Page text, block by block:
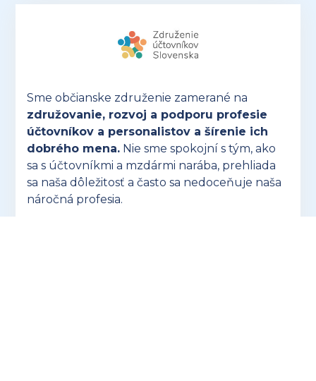
Sme občianske združenie zamerané na
združovanie, rozvoj a podporu profesie
účtovníkov a personalistov a šírenie ich
dobrého mena. Nie sme spokojní s tým, ako
sa s účtovníkmi a mzdármi narába, prehliada
sa naša dôležitosť a často sa nedoceňuje naša
náročná profesia.